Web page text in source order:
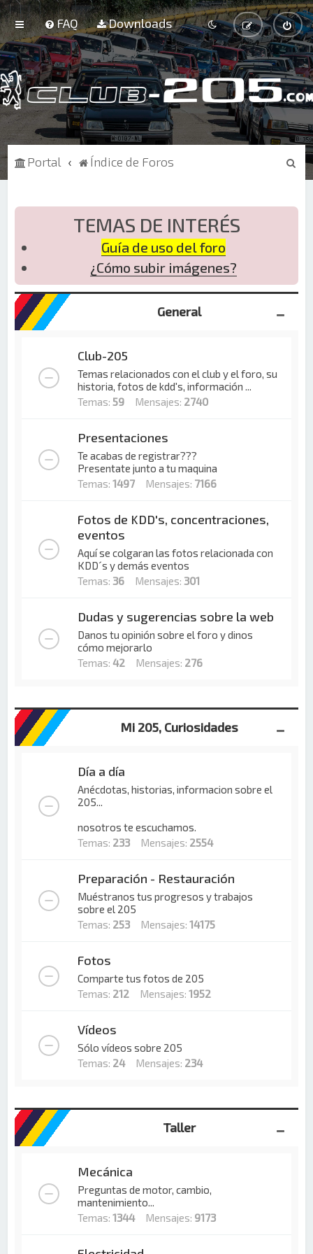
FAQ Downloads
Portal Índice de Foros
B
TEMAS DE INTERÉS
Guía de uso del foro
¿Cómo subir imágenes?
General
Club-205
Temas relacionados con el club y el foro, su
historia, fotos de kdd's, información ...
Temas:59 Mensajes: 2740
Presentaciones
Te acabas de registrar???
Presentate junto a tu maquina
Temas:1497 Mensajes: 7166
Fotos de KDD's, concentraciones,
eventos
Aquí se colgaran las fotos relacionada con
KDD´s y demás eventos
Temas: 36 Mensajes: 301
Dudas y sugerencias sobre la web
Danos tu opinión sobre el foro y dinos
cómo mejorarlo
Temas:42 Mensajes: 276
Mi 205, Curiosidades
Día a día
Anécdotas, historias, informacion sobre el
205...
nosotros te escuchamos.
Temas: 233 Mensajes: 2554
Preparación - Restauración
Muéstranos tus progresos y trabajos
sobre el 205
Temas: 253 Mensajes:14175
Fotos
Comparte tus fotos de 205
Temas: 212 Mensajes:1952
Vídeos
Sólo vídeos sobre 205
Temas: 24Mensajes: 234
Taller
Mecánica
Preguntas de motor, cambio,
mantenimiento...
Temas:1344Mensajes: 9173